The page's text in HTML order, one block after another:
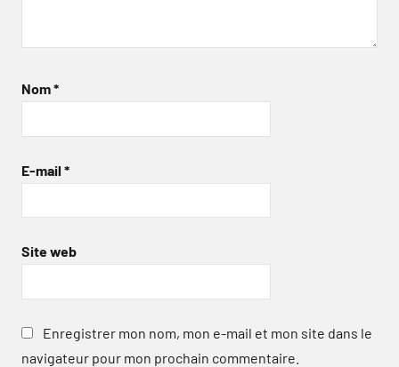
Nom*
E-mail *
Site web
Enregistrer mon nom, mon e-mail et mon site dans le
navigateur pour mon prochain commentaire.